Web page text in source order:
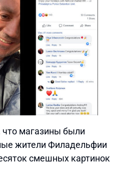
что магазины были
жители Филадельфии
смешных картинок